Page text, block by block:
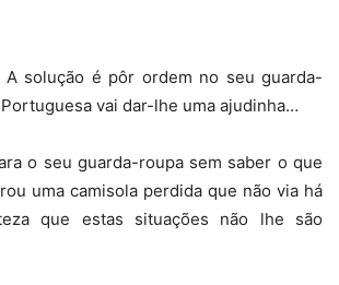
A solução é pôr ordem no seu guarda-
vai dar-lhe uma ajudinha…
o seu guarda-roupa sem saber o que
uma camisola perdida que não via há
que estas situações não lhe são